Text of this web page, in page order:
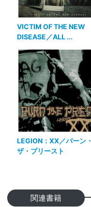
VICTIM OF THE NEW
DISEASE／ALL ...
LEGION：XX／バーン・
ザ・プリースト
関連書籍